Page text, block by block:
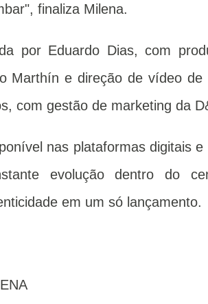
finaliza Milena.
por Eduardo Dias, com
Marthín e direção de vídeo de
com gestão de marketing da
nas plataformas digitais
evolução dentro do
em um só lançamento.